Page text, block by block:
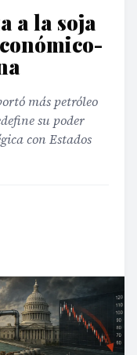
a la soja
más petróleo
su poder
con Estados